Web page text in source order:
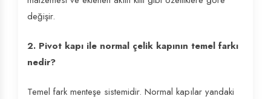
değişir.
2. Pivot kapı ile normal çelik kapının temel farkı
nedir?
Temel fark menteşe sistemidir. Normal kapılar yandaki